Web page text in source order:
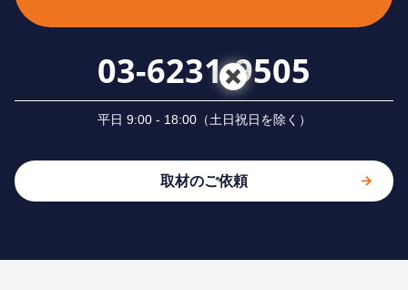
03-6231-9505
平⽇ 9:00 - 18:00（⼟⽇祝⽇を除く）
取材のご依頼